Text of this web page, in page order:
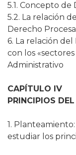
5.1. Concepto de
5.2. La relación
Derecho Procesal
6. La relación
con los
Administrativo
CAPÍTULO IV
PRINCIPIOS
1.
estudiar los